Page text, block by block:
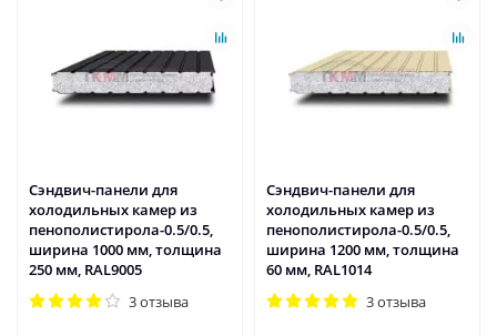
Сэндвич-панели для
холодильных камер из
пенополистирола-0.5/0.5,
ширина 1000 мм, толщина
250 мм, RAL9005
3 отзыва
Сэндвич-панели для
холодильных камер из
пенополистирола-0.5/0.5,
ширина 1200 мм, толщина
60 мм, RAL1014
3 отзыва